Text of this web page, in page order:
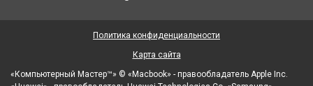
«Компьютерный Мастер™» © «Macbook» - правообладатель Apple Inc.
Политика конфиденциальности
Карта сайта